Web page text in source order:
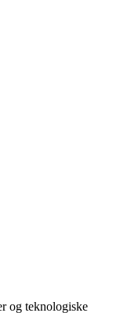
og teknologiske